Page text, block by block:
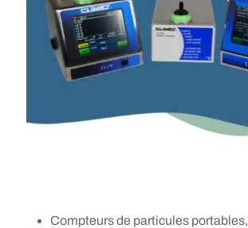
Compteurs de particules portables,